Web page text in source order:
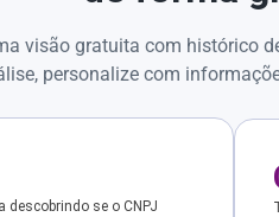
visão gratuita com histórico
personalize com
descobrindo se o CNPJ